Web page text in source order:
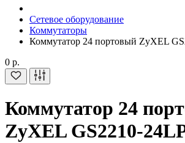
Сетевое оборудование
Коммутаторы
Коммутатор 24 портовый ZyXEL
0 р.
Коммутатор 24
ZyXEL GS2210-